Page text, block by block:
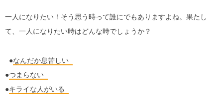
一人になりたい！そう思う時って誰にでもありますよね。果たし
て、一人になりたい時はどんな時でしょうか？
●なんだか息苦しい
●つまらない
●キライな人がいる